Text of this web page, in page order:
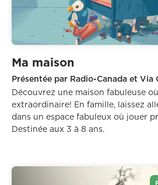
Ma maison
Présentée par Radio-Canada et Via
Découvrez une maison fabuleuse
extraordinaire! En famille, laissez
dans un espace fabuleux où jouer
Destinée aux 3 à 8 ans.